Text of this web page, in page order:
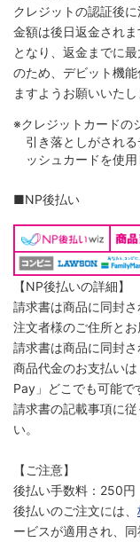
クレジットの認証後
金額は後日返金され
となり、返金までに
のため、デビット機
ますようお願いいたし
※クレジットカードの
引き落としがされ
ッシュカードを使
■NP後払い
【NP後払いの詳細】
請求書は商品に同封さ
注文者様のご住所とお
請求書は商品に同封さ
商品代金のお支払い
Pay」どこでも可能で
請求書の記載事項に
い。
【ご注意】
後払い手数料：250円
後払いのご注文には、
ービスが適用され、同